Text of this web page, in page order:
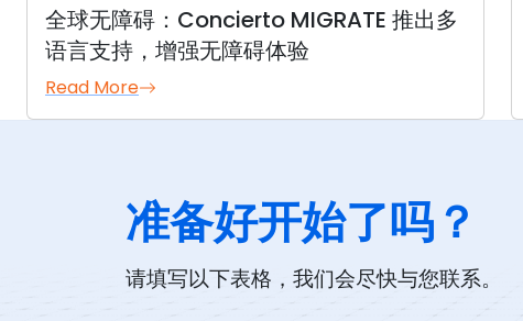
全球无障碍：Concierto MIGRATE 推出多
语言支持，增强无障碍体验
Read More
准备好开始了吗？
请填写以下表格，我们会尽快与您联系。